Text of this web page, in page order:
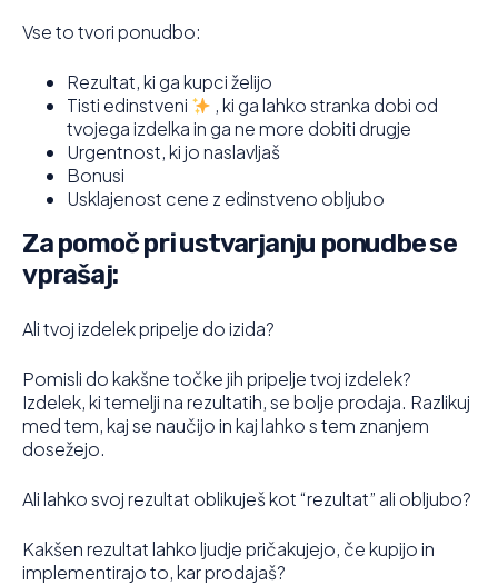
Vse to tvori ponudbo:
Rezultat, ki ga kupci želijo
Tisti edinstveni
, ki ga lahko stranka dobi od
tvojega izdelka in ga ne more dobiti drugje
Urgentnost, ki jo naslavljaš
Bonusi
Usklajenost cene z edinstveno obljubo
Za pomoč pri ustvarjanju ponudbe se
vprašaj:
Ali tvoj izdelek pripelje do izida?
Pomisli do kakšne točke jih pripelje tvoj izdelek?
Izdelek, ki temelji na rezultatih, se bolje prodaja. Razlikuj
med tem, kaj se naučijo in kaj lahko s tem znanjem
dosežejo.
Ali lahko svoj rezultat oblikuješ kot “rezultat” ali obljubo?
Kakšen rezultat lahko ljudje pričakujejo, če kupijo in
implementirajo to, kar prodajaš?